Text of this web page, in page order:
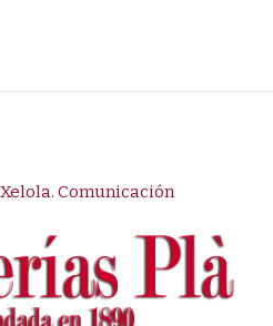
Xelola. Comunicación